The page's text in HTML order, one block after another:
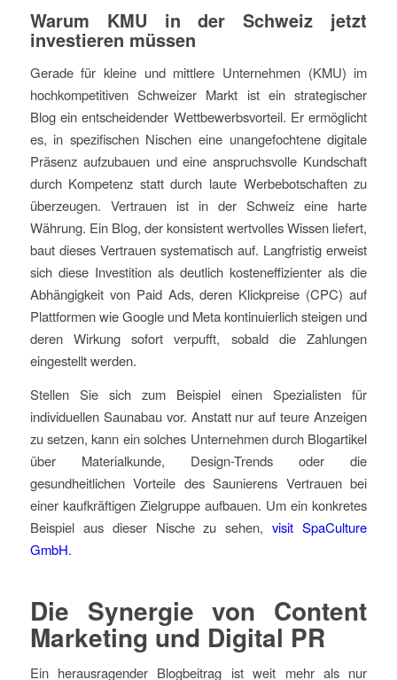
Warum KMU in der Schweiz jetzt
investieren müssen
Gerade für kleine und mittlere Unternehmen (KMU) im
hochkompetitiven Schweizer Markt ist ein strategischer
Blog ein entscheidender Wettbewerbsvorteil. Er ermöglicht
es, in spezifischen Nischen eine unangefochtene digitale
Präsenz aufzubauen und eine anspruchsvolle Kundschaft
durch Kompetenz statt durch laute Werbebotschaften zu
überzeugen. Vertrauen ist in der Schweiz eine harte
Währung. Ein Blog, der konsistent wertvolles Wissen liefert,
baut dieses Vertrauen systematisch auf. Langfristig erweist
sich diese Investition als deutlich kosteneffizienter als die
Abhängigkeit von Paid Ads, deren Klickpreise (CPC) auf
Plattformen wie Google und Meta kontinuierlich steigen und
deren Wirkung sofort verpufft, sobald die Zahlungen
eingestellt werden.
Stellen Sie sich zum Beispiel einen Spezialisten für
individuellen Saunabau vor. Anstatt nur auf teure Anzeigen
zu setzen, kann ein solches Unternehmen durch Blogartikel
über Materialkunde, Design-Trends oder die
gesundheitlichen Vorteile des Saunierens Vertrauen bei
einer kaufkräftigen Zielgruppe aufbauen. Um ein konkretes
Beispiel aus dieser Nische zu sehen,visit SpaCulture
GmbH.
Die Synergie von Content
Marketing und Digital PR
Ein herausragender Blogbeitrag ist weit mehr als nur